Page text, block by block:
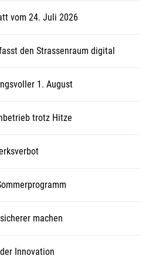
vom 24. Juli 2026
den Strassenraum digital
1. August
trotz Hitze
machen
Innovation